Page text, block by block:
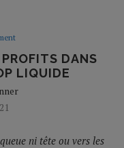
DANS
LIQUIDE
ni tête ou vers les